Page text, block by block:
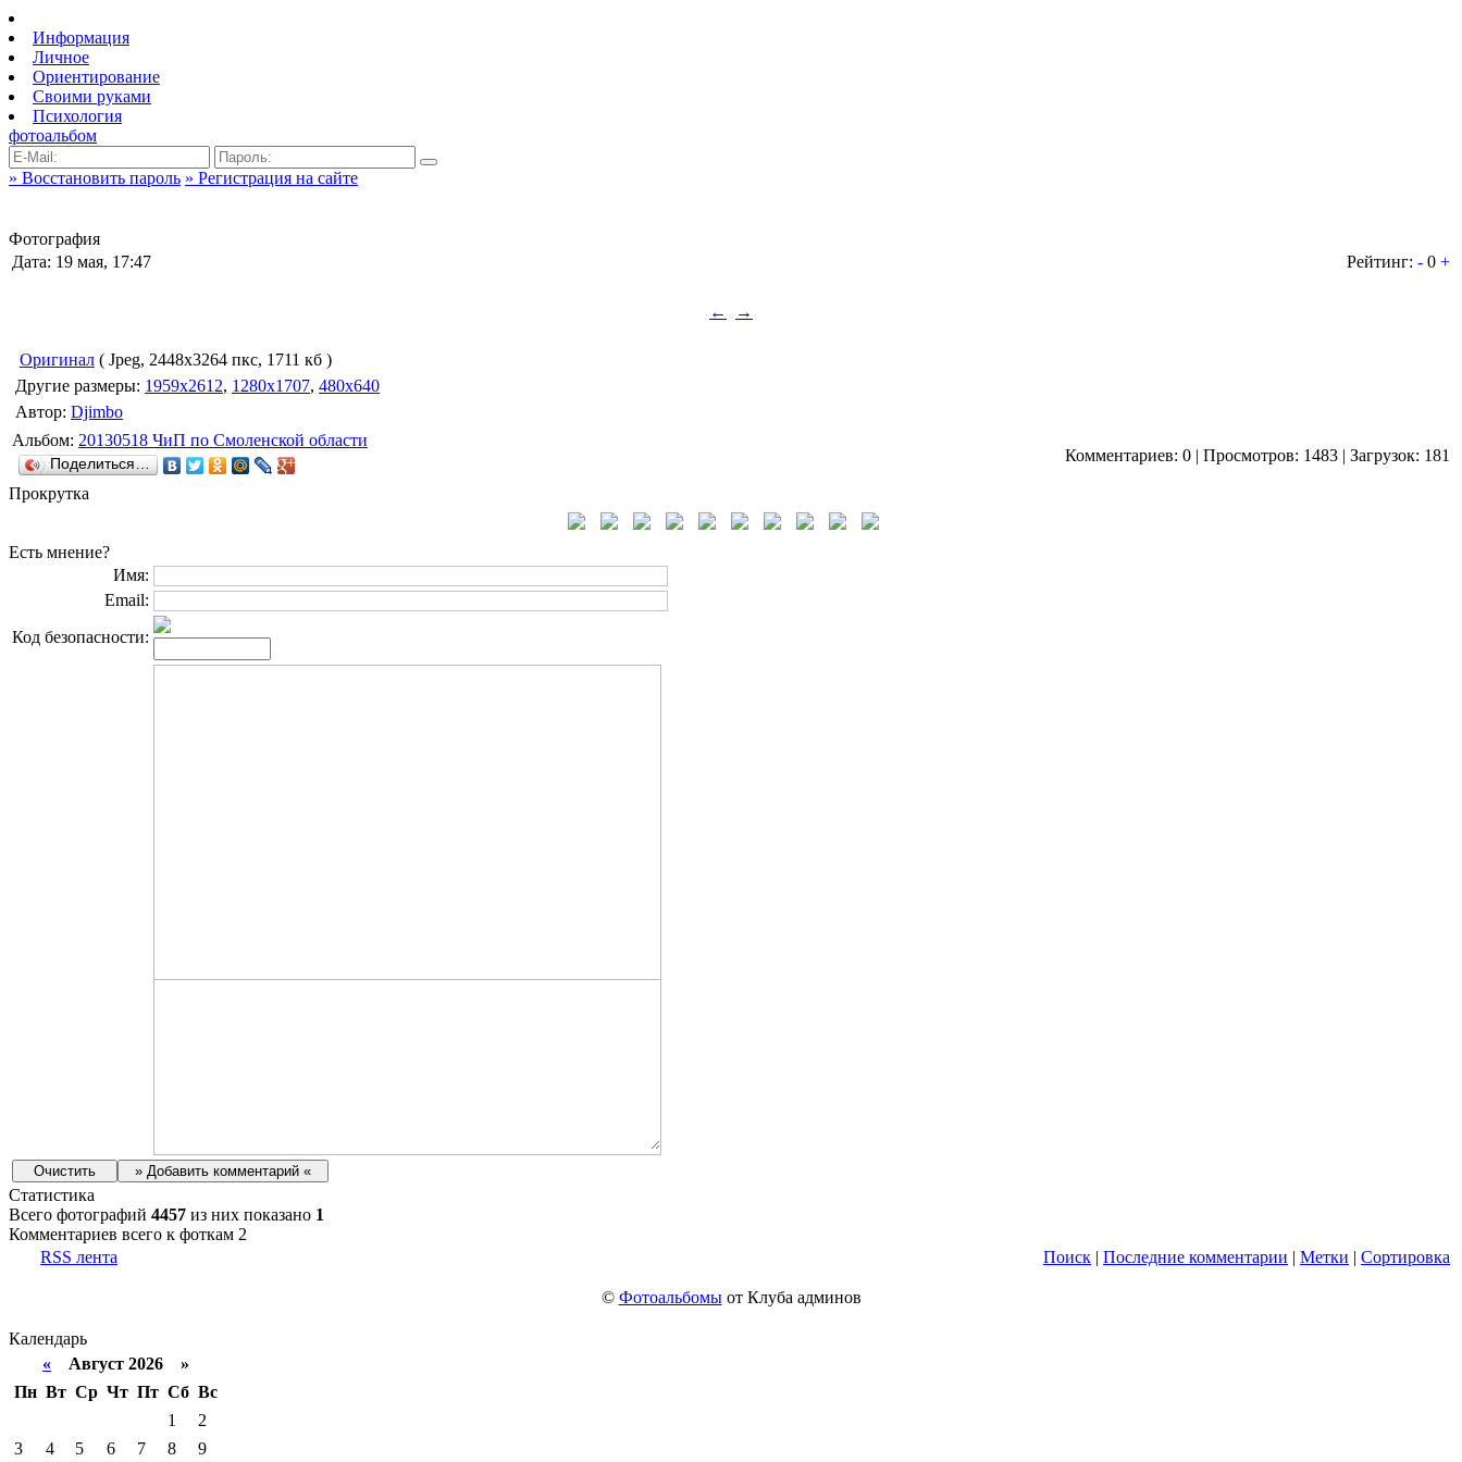
Информация
Личное
Ориентирование
Своими руками
Психология
фотоальбом
» Восстановить пароль » Регистрация на сайте
Фотография
Дата: 19 мая, 17:47
Рейтинг: - 0 +
← →
Оригинал ( Jpeg, 2448x3264 пкс, 1711 кб )
Другие размеры: 1959x2612, 1280x1707, 480x640
Автор: Djimbo
Альбом: 20130518 ЧиП по Смоленской области
Поделиться… Комментариев: 0 | Просмотров: 1483 | Загрузок: 181
Прокрутка
Есть мнение?
Имя:
Email:
Код безопасности:
Статистика
Всего фотографий 4457 из них показано 1
Комментариев всего к фоткам 2
RSS лента
Поиск | Последние комментарии | Метки | Сортировка
© Фотоальбомыот Клуба админов
Календарь
« Август 2026 »
Пн Вт Ср Чт Пт Сб Вс
1
2
3
4 5 6 7 8 9